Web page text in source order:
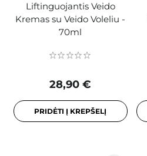
Liftinguojantis Veido
Kremas su Veido Voleliu -
70ml
28,90 €
PRIDĖTI Į KREPŠELĮ